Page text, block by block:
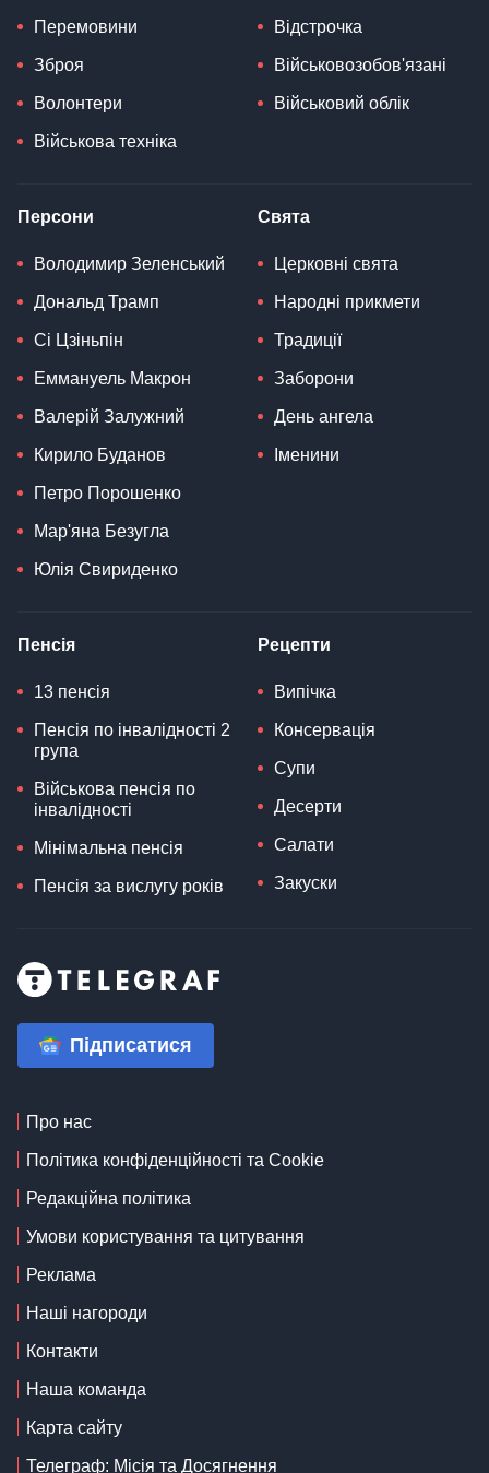
Перемовини
Зброя
Волонтери
Військова техніка
Відстрочка
Військовозобов'язані
Військовий облік
Персони
Володимир Зеленський
Дональд Трамп
Сі Цзіньпін
Еммануель Макрон
Валерій Залужний
Кирило Буданов
Петро Порошенко
Мар'яна Безугла
Юлія Свириденко
Свята
Церковні свята
Народні прикмети
Традиції
Заборони
День ангела
Іменини
Пенсія
13 пенсія
Пенсія по інвалідності 2
група
Військова пенсія по
інвалідності
Мінімальна пенсія
Пенсія за вислугу років
Рецепти
Випічка
Консервація
Супи
Десерти
Салати
Закуски
Підписатися
Про нас
Політика конфіденційності та Cookie
Редакційна політика
Умови користування та цитування
Реклама
Наші нагороди
Контакти
Наша команда
Карта сайту
Телеграф: Місія та Досягнення